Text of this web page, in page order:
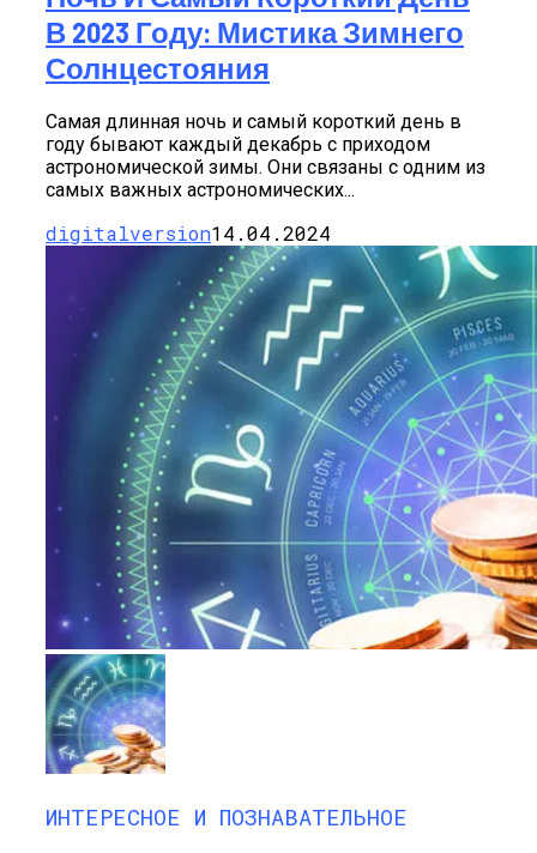
В 2023 Году: Мистика Зимнего
Солнцестояния
Самая длинная ночь и самый короткий день в
году бывают каждый декабрь с приходом
астрономической зимы. Они связаны с одним из
самых важных астрономических...
digitalversion14.04.2024
ИНТЕРЕСНОЕ И ПОЗНАВАТЕЛЬНОЕ